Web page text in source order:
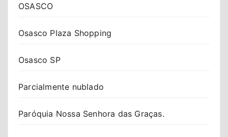
OSASCO
Osasco Plaza Shopping
Osasco SP
Parcialmente nublado
Paróquia Nossa Senhora das Graças.